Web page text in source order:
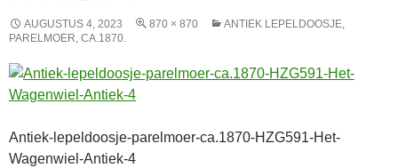
AUGUSTUS 4, 2023 870 × 870
ANTIEK LEPELDOOSJE,
PARELMOER, CA.1870.
Antiek-lepeldoosje-parelmoer-ca.1870-HZG591-Het-
Wagenwiel-Antiek-4